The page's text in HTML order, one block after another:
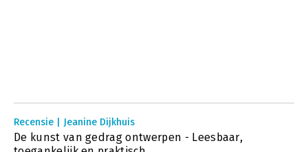
Recensie | Jeanine Dijkhuis
De kunst van gedrag ontwerpen - Leesbaar,